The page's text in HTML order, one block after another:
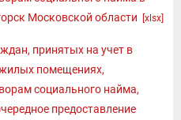
Московской области
[xlsx]
принятых на учет в
помещениях,
социального найма,
предоставление